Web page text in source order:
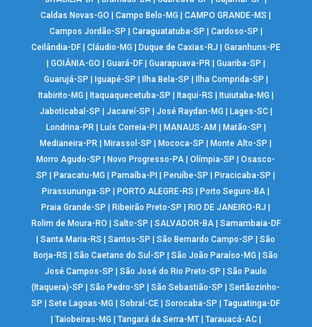
Caldas Novas-GO
|Campo Belo-MG |CAMPO GRANDE-MS
Campos Jordão-SP
Caraguatatuba-SP Cardoso-SP
Ceilândia-DF| Cláudio-MG Duque de Caxias-RJ
Garanhuns-PE
GOIÂNIA-GO Guará-DF| Guarapuava-PR| Guariba-SP
Guarujá-SP
Iguapé-SP Ilha Bela-SP Ilha Comprida-SP
Itabirito-MG
Itaquaquecetuba-SP Itaqui-RS Ituiutaba-MG
Jaboticabal-SP
Jacareí-SP José Raydan-MG Lages-SC|
Londrina-PR| Luís Correia-PI MANAUS-AM Matão-SP
Medianeira-PR
Mirassol-SP Mococa-SP Monte Alto-SP
Morro Agudo-SP
Novo Progresso-PA |Olímpia-SP |Osasco-
SP
Paracatu-MG Parnaíba-PI Peruíbe-SP Piracicaba-SP
Pirassununga-SP
PORTO ALEGRE-RS Porto Seguro-BA
Praia Grande-SP
Ribeirão Preto-SP RIO DE JANEIRO-RJ
Rolim de Moura-RO
Salto-SP SALVADOR-BA| Samambaia-DF
|Santa Maria-RS |Santos-SP |São Bernardo Campo-SP |São
Borja-RS
|São Caetano do Sul-SP |São João Paraíso-MG |São
José Campos-SP
|São José do Rio Preto-SP |São Paulo
(Itaquera)-SP
|São Pedro-SP |São Sebastião-SP |Sertãozinho-
SP
|Sete Lagoas-MG |Sobral-CE |Sorocaba-SP |Taguatinga-DF
Taiobeiras-MG Tangará da Serra-MT| Tarauacá-AC|